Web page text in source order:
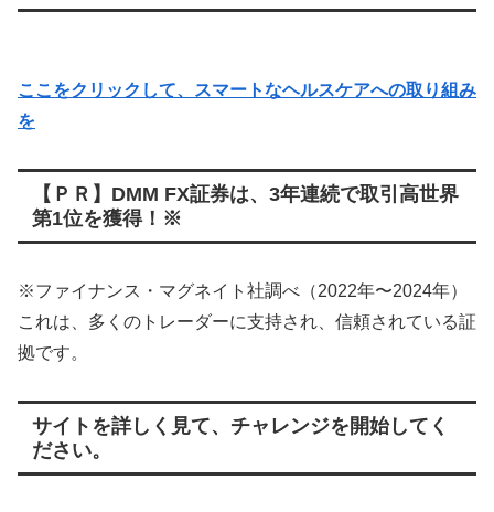
ここをクリックして、スマートなヘルスケアへの取り組み
を
【ＰＲ】DMM FX証券は、3年連続で取引高世界
第1位を獲得！※
※ファイナンス・マグネイト社調べ（2022年〜2024年）
これは、多くのトレーダーに支持され、信頼されている証
拠です。
サイトを詳しく見て、チャレンジを開始してく
ださい。